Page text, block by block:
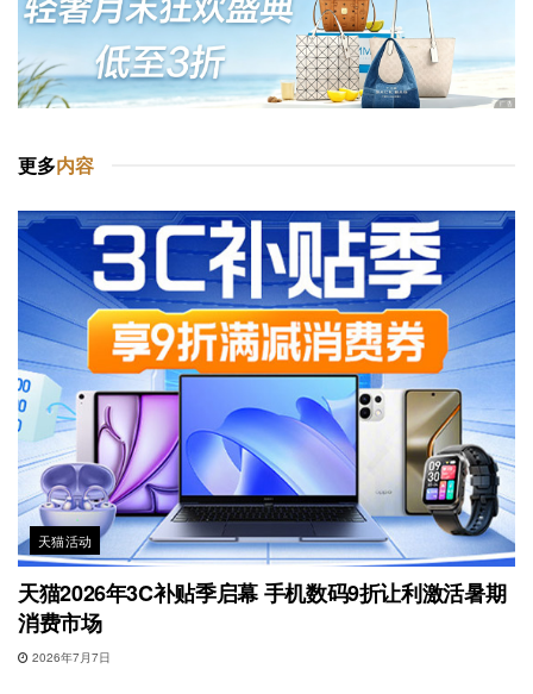
更多内容
天猫活动
天猫2026年3C补贴季启幕 手机数码9折让利激活暑期
消费市场
2026年7月7日